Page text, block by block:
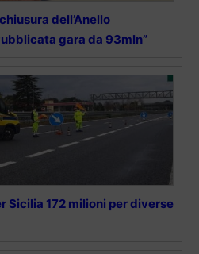
dell’Anello
gara da 93mln”
Sicilia 172 milioni per diverse